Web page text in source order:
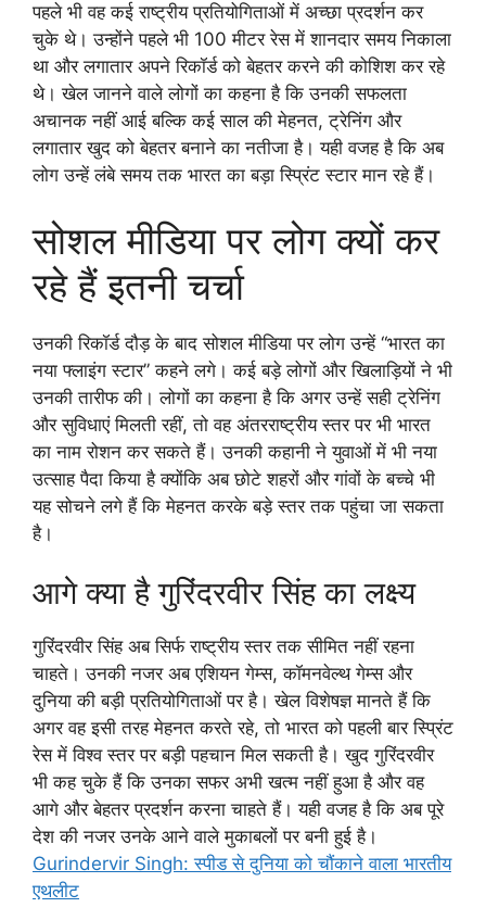
पहले भी वह कई राष्ट्रीय प्रतियोगिताओं में अच्छा प्रदर्शन कर
चुके थे। उन्होंने पहले भी 100 मीटर रेस में शानदार समय निकाला
था और लगातार अपने रिकॉर्ड को बेहतर करने की कोशिश कर रहे
थे। खेल जानने वाले लोगों का कहना है कि उनकी सफलता
अचानक नहीं आई बल्कि कई साल की मेहनत, ट्रेनिंग और
लगातार खुद को बेहतर बनाने का नतीजा है। यही वजह है कि अब
लोग उन्हें लंबे समय तक भारत का बड़ा स्प्रिंट स्टार मान रहे हैं।
सोशल मीडिया पर लोग क्यों कर
रहे हैं इतनी चर्चा
उनकी रिकॉर्ड दौड़ के बाद सोशल मीडिया पर लोग उन्हें “भारत का
नया फ्लाइंग स्टार” कहने लगे। कई बड़े लोगों और खिलाड़ियों ने भी
उनकी तारीफ की। लोगों का कहना है कि अगर उन्हें सही ट्रेनिंग
और सुविधाएं मिलती रहीं, तो वह अंतरराष्ट्रीय स्तर पर भी भारत
का नाम रोशन कर सकते हैं। उनकी कहानी ने युवाओं में भी नया
उत्साह पैदा किया है क्योंकि अब छोटे शहरों और गांवों के बच्चे भी
यह सोचने लगे हैं कि मेहनत करके बड़े स्तर तक पहुंचा जा सकता
है।
आगे क्या है गुरिंदरवीर सिंह का लक्ष्य
गुरिंदरवीर सिंह अब सिर्फ राष्ट्रीय स्तर तक सीमित नहीं रहना
चाहते। उनकी नजर अब एशियन गेम्स, कॉमनवेल्थ गेम्स और
दुनिया की बड़ी प्रतियोगिताओं पर है। खेल विशेषज्ञ मानते हैं कि
अगर वह इसी तरह मेहनत करते रहे, तो भारत को पहली बार स्प्रिंट
रेस में विश्व स्तर पर बड़ी पहचान मिल सकती है। खुद गुरिंदरवीर
भी कह चुके हैं कि उनका सफर अभी खत्म नहीं हुआ है और वह
आगे और बेहतर प्रदर्शन करना चाहते हैं। यही वजह है कि अब पूरे
देश की नजर उनके आने वाले मुकाबलों पर बनी हुई है।
Gurindervir Singh: स्पीड से दुनिया को चौंकाने वाला भारतीय
एथलीट